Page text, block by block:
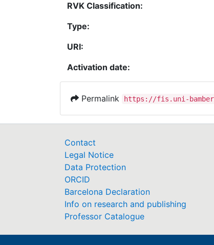
RVK Classification:
Type:
URI:
Activation date:
Permalink https://fis.uni-
Contact
Legal Notice
Data Protection
ORCID
Barcelona Declaration
Info on research and publishing
Professor Catalogue